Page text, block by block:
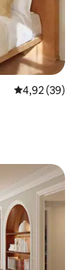
4,92 (39)